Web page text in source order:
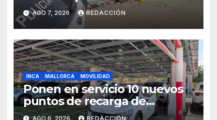
gestión de residuos
AGO 7, 2026 REDACCIÓN
INCA MALLORCA MOVILIDAD
Ponen en servicio 10 nuevos
puntos de recarga de
vehículos eléctricos en el
AGO 6, 2026 REDACCIÓN